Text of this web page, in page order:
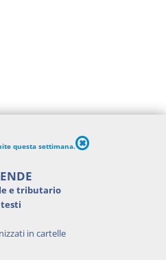
questa settimana.
e tributario
in cartelle